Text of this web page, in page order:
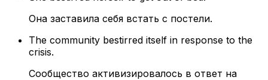
Она заставила себя встать с постели.
The community bestirred itself in response to the
crisis.
Сообщество активизировалось в ответ на